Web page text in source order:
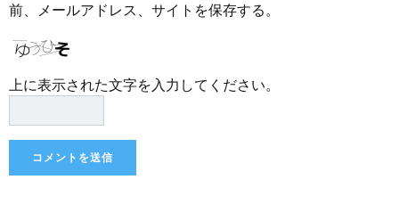
前、メールアドレス、サイトを保存する。
上に表示された文字を入力してください。